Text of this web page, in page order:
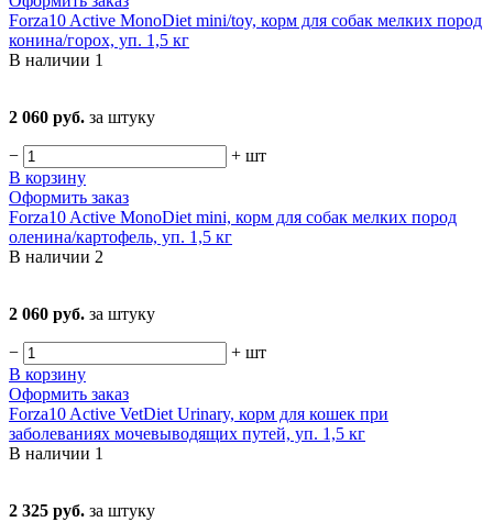
Forza10 Active MonoDiet mini/toy, корм для собак мелких пород
конина/горох, уп. 1,5 кг
В наличии 1
2 060 руб. за штуку
− + шт
В корзину
Оформить заказ
Forza10 Active MonoDiet mini, корм для собак мелких пород
оленина/картофель, уп. 1,5 кг
В наличии 2
2 060 руб. за штуку
− + шт
В корзину
Оформить заказ
Forza10 Active VetDiet Urinary, корм для кошек при
заболеваниях мочевыводящих путей, уп. 1,5 кг
В наличии 1
2 325 руб. за штуку